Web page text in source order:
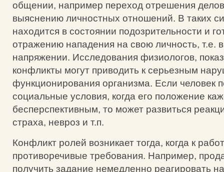
общении, например переход отрешения
выяснению личностных отношений. В таких
находится в состоянии подозрительности и
отражению нападения на свою личность, т.е.
напряжении. Исследования физиологов,
конфликты могут приводить к серьезным
функционирования организма. Если человек
социальные условия, когда его положение
бесперспективным, то может развиться
страха, невроз и т.п.
Конфликт ролей возникает тогда, когда к
противоречивые требования. Например,
получить задание немедленно реагировать